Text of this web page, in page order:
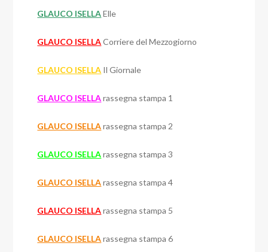
GLAUCO ISELLAElle
GLAUCO ISELLACorriere del Mezzogiorno
GLAUCO ISELLA Il Giornale
GLAUCO ISELLArassegna stampa 1
GLAUCO ISELLArassegna stampa 2
GLAUCO ISELLArassegna stampa 3
GLAUCO ISELLArassegna stampa 4
GLAUCO ISELLArassegna stampa 5
GLAUCO ISELLArassegna stampa 6